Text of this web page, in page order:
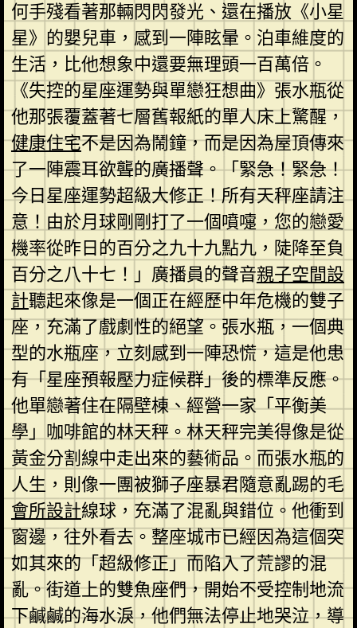
何手殘看著那輛閃閃發光、還在播放《小星
星》的嬰兒車，感到一陣眩暈。泊車維度的
生活，比他想象中還要無理頭一百萬倍。
《失控的星座運勢與單戀狂想曲》張水瓶從
他那張覆蓋著七層舊報紙的單人床上驚醒，
健康住宅不是因為鬧鐘，而是因為屋頂傳來
了一陣震耳欲聾的廣播聲。「緊急！緊急！
今日星座運勢超級大修正！所有天秤座請注
意！由於月球剛剛打了一個噴嚏，您的戀愛
機率從昨日的百分之九十九點九，陡降至負
百分之八十七！」廣播員的聲音親子空間設
計聽起來像是一個正在經歷中年危機的雙子
座，充滿了戲劇性的絕望。張水瓶，一個典
型的水瓶座，立刻感到一陣恐慌，這是他患
有「星座預報壓力症候群」後的標準反應。
他單戀著住在隔壁棟、經營一家「平衡美
學」咖啡館的林天秤。林天秤完美得像是從
黃金分割線中走出來的藝術品。而張水瓶的
人生，則像一團被獅子座暴君隨意亂踢的毛
會所設計線球，充滿了混亂與錯位。他衝到
窗邊，往外看去。整座城市已經因為這個突
如其來的「超級修正」而陷入了荒謬的混
亂。街道上的雙魚座們，開始不受控制地流
下鹹鹹的海水淚，他們無法停止地哭泣，導